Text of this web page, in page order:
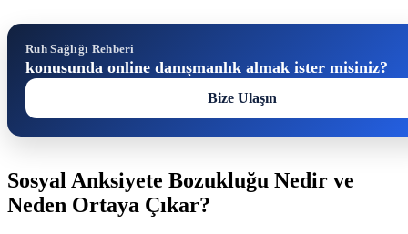
Ruh Sağlığı Rehberi
konusunda online danışmanlık almak ister misiniz?
Bize Ulaşın
Sosyal Anksiyete Bozukluğu Nedir ve
Neden Ortaya Çıkar?